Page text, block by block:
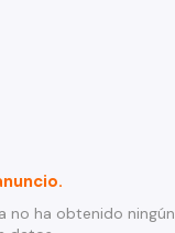
no ha obtenido ningún